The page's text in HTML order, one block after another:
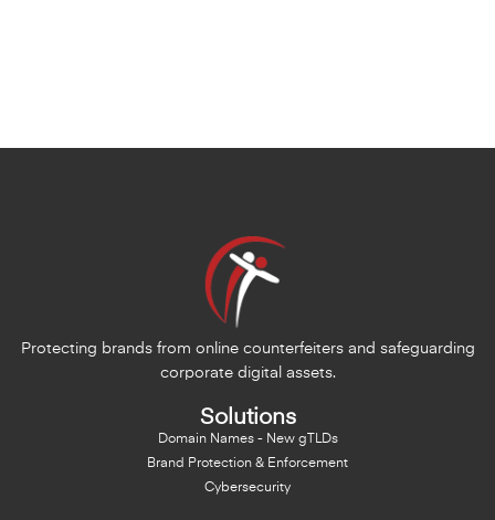
Protecting brands from online counterfeiters and safeguarding
corporate digital assets.
Solutions
Domain Names - New gTLDs
Brand Protection & Enforcement
Cybersecurity